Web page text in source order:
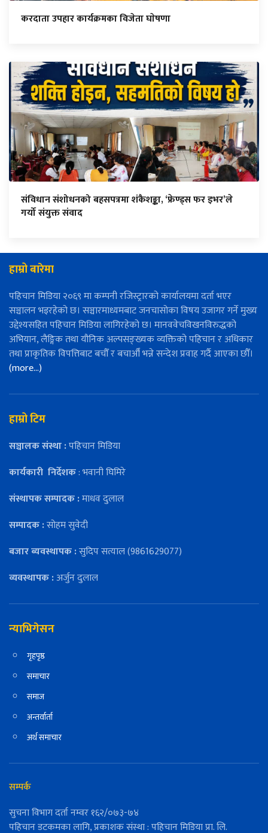
करदाता उपहार कार्यक्रमका विजेता घाेषणा
संविधान संशोधनको बहसपत्रमा शंकैशङ्का, ‘फ्रेण्ड्स फर इभर’ले
गर्यो संयुक्त संवाद
हाम्रो बारेमा
पहिचान मिडिया २०६९ मा कम्पनी रजिस्ट्रारको कार्यालयमा दर्ता भएर
सञ्चालन भइरहेको छ। सञ्चारमाध्यमबाट जनचासोका विषय उजागर गर्ने मुख्य
उद्देश्यसहित पहिचान मिडिया लागिरहेको छ। मानववेचविखनविरुद्धको
अभियान, लैङ्गिक तथा यौनिक अल्पसङ्ख्यक व्यक्तिको पहिचान र अधिकार
तथा प्राकृतिक विपत्तिबाट बचौँ र बचाऔँ भन्ने सन्देश प्रवाह गर्दै आएका छौँ।
(more…)
हाम्रो टिम
सञ्चालक संस्था :पहिचान मिडिया
कार्यकारी निर्देशक: भवानी घिमिरे
संस्थापक सम्पादक :माधव दुलाल
सम्पादक :सोहम सुवेदी
बजार ब्यवस्थापक :सुदिप सत्याल (9861629077)
व्यवस्थापक :अर्जुन दुलाल
न्याभिगेसन
गृहपृष्ठ
समाचार
समाज
अन्तर्वार्ता
अर्थ समाचार
सम्पर्क
सुचना विभाग दर्ता नम्वर १६२/०७३-७४
पहिचान डटकमका लागि, प्रकाशक संस्था : पहिचान मिडिया प्रा. लि.